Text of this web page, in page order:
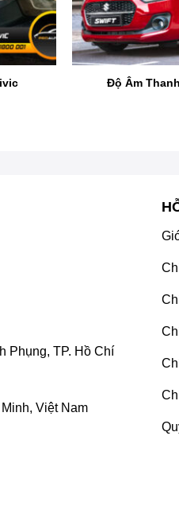
muốn nâng cao trải
chuyến đi trở nên thú vị
Độ Âm
Phụng, TP. Hồ Chí
Việt Nam